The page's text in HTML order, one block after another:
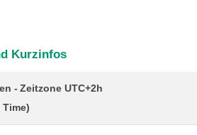
Kurzinfos
Zeitzone UTC+2h
Time)